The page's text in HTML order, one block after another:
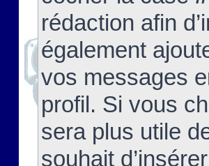
rédaction afin
également
vos messages
profil. Si vous
sera plus utile
souhait